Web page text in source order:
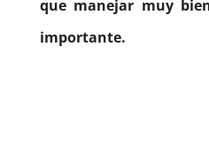
que manejar muy
importante.